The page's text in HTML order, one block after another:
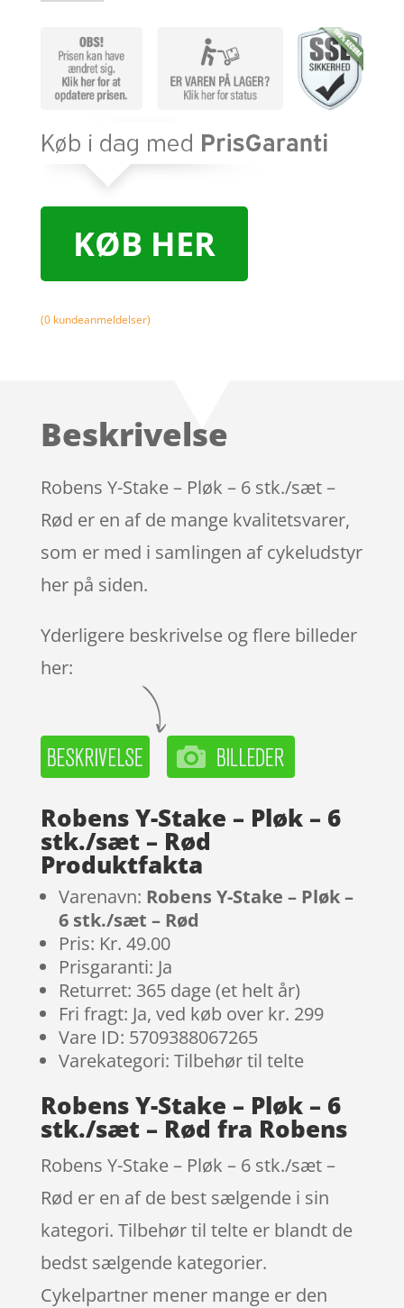
KØB HER
(0kundeanmeldelser)
Beskrivelse
Robens Y-Stake – Pløk – 6 stk./sæt –
Rød er en af de mange kvalitetsvarer,
som er med i samlingen af cykeludstyr
her på siden.
Yderligere beskrivelse og flere billeder
her:
Robens Y-Stake – Pløk – 6
stk./sæt – Rød
Produktfakta
Varenavn: Robens Y-Stake – Pløk –
6 stk./sæt – Rød
Pris: Kr. 49.00
Prisgaranti: Ja
Returret: 365 dage (et helt år)
Fri fragt: Ja, ved køb over kr. 299
Vare ID: 5709388067265
Varekategori: Tilbehør til telte
Robens Y-Stake – Pløk – 6
stk./sæt – Rød fra Robens
Robens Y-Stake – Pløk – 6 stk./sæt –
Rød er en af de best sælgende i sin
kategori. Tilbehør til telte er blandt de
bedst sælgende kategorier.
Cykelpartner mener mange er den